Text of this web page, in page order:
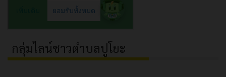
กลุ่มไลน์ชาวตำบลปูโยะ